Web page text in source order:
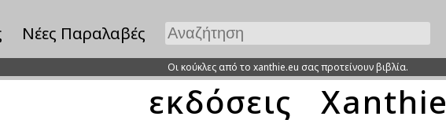
Νέες Παραλαβές
Οι κούκλες από το xanthie.eu σας προτείνουν βιβλία.
εκδόσεις Xanthie